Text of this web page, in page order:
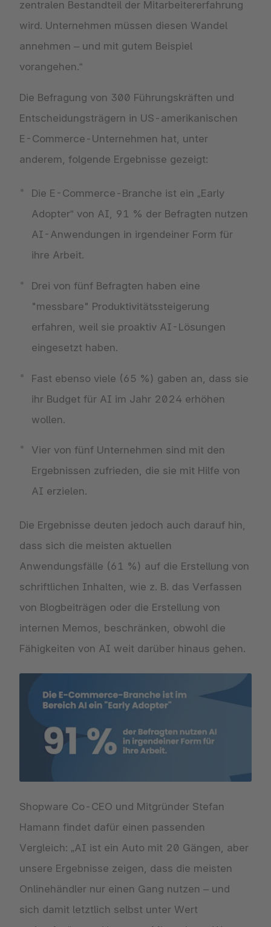
zentralen Bestandteil der Mitarbeitererfahrung
wird. Unternehmen müssen diesen Wandel
annehmen – und mit gutem Beispiel
vorangehen.“
Die Befragung von 300 Führungskräften und
Entscheidungsträgern in US-amerikanischen
E-Commerce-Unternehmen hat, unter
anderem, folgende Ergebnisse gezeigt:
Die E-Commerce-Branche ist ein „Early
Adopter“ von AI, 91 % der Befragten nutzen
AI-Anwendungen in irgendeiner Form für
ihre Arbeit.
Drei von fünf Befragten haben eine
"messbare" Produktivitätssteigerung
erfahren, weil sie proaktiv AI-Lösungen
eingesetzt haben.
Fast ebenso viele (65 %) gaben an, dass sie
ihr Budget für AI im Jahr 2024 erhöhen
wollen.
Vier von fünf Unternehmen sind mit den
Ergebnissen zufrieden, die sie mit Hilfe von
AI erzielen.
Die Ergebnisse deuten jedoch auch darauf hin,
dass sich die meisten aktuellen
Anwendungsfälle (61 %) auf die Erstellung von
schriftlichen Inhalten, wie z. B. das Verfassen
von Blogbeiträgen oder die Erstellung von
internen Memos, beschränken, obwohl die
Fähigkeiten von AI weit darüber hinaus gehen.
Shopware Co-CEO und Mitgründer Stefan
Hamann findet dafür einen passenden
Vergleich: „AI ist ein Auto mit 20 Gängen, aber
unsere Ergebnisse zeigen, dass die meisten
Onlinehändler nur einen Gang nutzen – und
sich damit letztlich selbst unter Wert